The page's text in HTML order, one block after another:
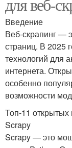
Введение
Веб-скрапинг —
страниц. В 2025
технологий для
интернета.
особенно
возможности
Топ-11 открытых
Scrapy
Scrapy — это